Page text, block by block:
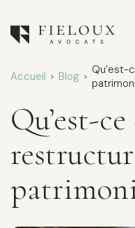
Accueil > Blog > Qu’est-
Qu’est-ce